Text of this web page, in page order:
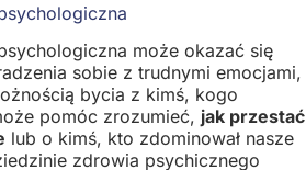
może okazać się
sobie z trudnymi emocjami,
bycia z kimś, kogo
pomóc zrozumieć, jak przestać
lub o kimś, kto zdominował nasze
zdrowia psychicznego